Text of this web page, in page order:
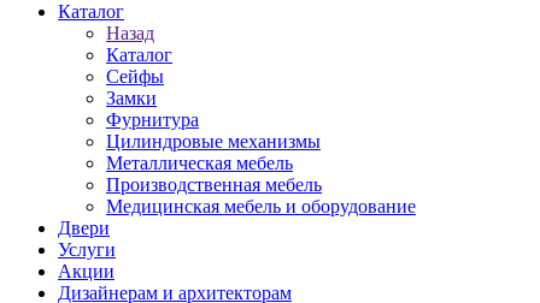
Каталог
Назад
Каталог
Сейфы
Замки
Фурнитура
Цилиндровые механизмы
Металлическая мебель
Производственная мебель
Медицинская мебель и оборудование
Двери
Услуги
Акции
Дизайнерам и архитекторам